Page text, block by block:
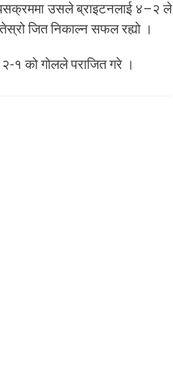
उसले ब्राइटनलाई ४–२ ले
जित निकाल्न सफल रह्यो ।
१ को गोलले पराजित गरे ।